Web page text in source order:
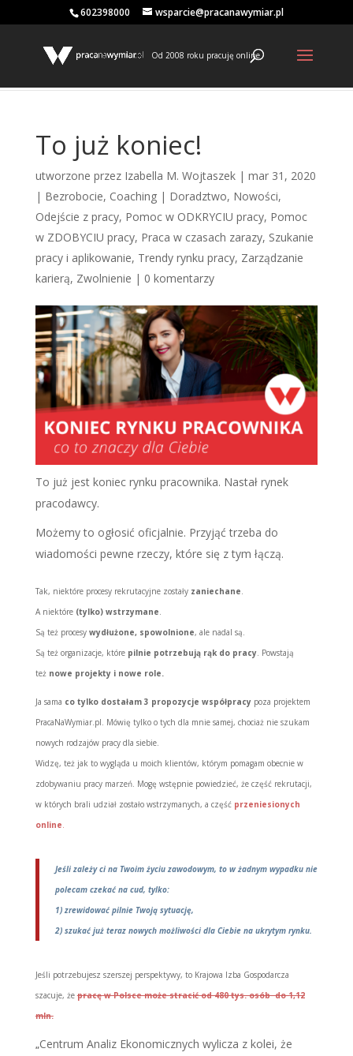
602398000 wsparcie@pracanawymiar.pl
Od 2008 roku pracuję online
To już koniec!
utworzone przez Izabella M. Wojtaszek| mar 31, 2020
| Bezrobocie, Coaching | Doradztwo, Nowości,
Odejście z pracy, Pomoc w ODKRYCIU pracy, Pomoc
w ZDOBYCIU pracy, Praca w czasach zarazy, Szukanie
pracy i aplikowanie, Trendy rynku pracy, Zarządzanie
karierą, Zwolnienie | 0 komentarzy
To już jest koniec rynku pracownika. Nastał rynek
pracodawcy.
Możemy to ogłosić oficjalnie. Przyjąć trzeba do
wiadomości pewne rzeczy, które się z tym łączą.
Tak, niektóre procesy rekrutacyjne zostały zaniechane
A niektóre (tylko) wstrzymane
Są też procesy wydłużone, spowolnione, ale nadal są.
Są też organizacje, które pilnie potrzebują rąk do pracy. Powstają
też nowe projekty i nowe role.
Ja sama co tylko dostałam 3 propozycje współpracy poza projektem
PracaNaWymiar.pl. Mówię tylko o tych dla mnie samej, chociaż nie szukam
nowych rodzajów pracy dla siebie.
Widzę, też jak to wygląda u moich klientów, którym pomagam obecnie w
zdobywaniu pracy marzeń. Mogę wstępnie powiedzieć, że część rekrutacji,
w których brali udział zostało wstrzymanych, a część przeniesionych
online
Jeśli zależy ci na Twoim życiu zawodowym, to w żadnym wypadku nie
polecam czekać na cud, tylko:
1) zrewidować pilnie Twoją sytuację,
2) szukać już teraz nowych możliwości dla Ciebie na ukrytym rynku.
Jeśli potrzebujesz szerszej perspektywy, to Krajowa Izba Gospodarcza
szacuje, żepracę w Polsce może stracić od 480 tys. osób do 1,12
mln.
„Centrum Analiz Ekonomicznych wylicza z kolei, że